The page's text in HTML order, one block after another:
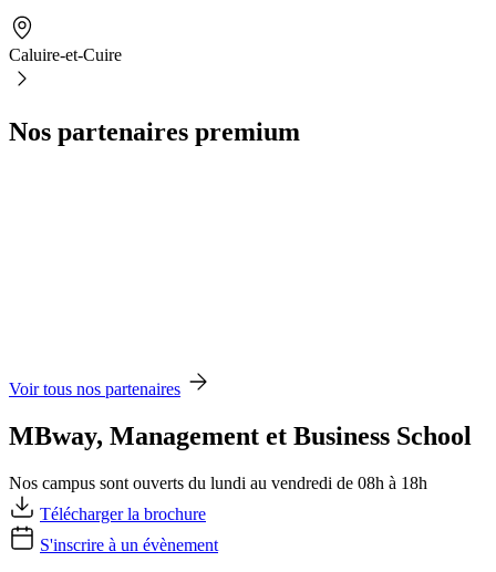
Caluire-et-Cuire
Nos partenaires premium
Voir tous nos partenaires
MBway, Management et Business School
Nos campus sont ouverts du lundi au vendredi de 08h à 18h
Télécharger la brochure
S'inscrire à un évènement